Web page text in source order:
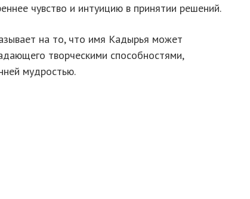
чувство и интуицию в принятии решений.
на то, что имя Кадырья может
творческими способностями,
мудростью.